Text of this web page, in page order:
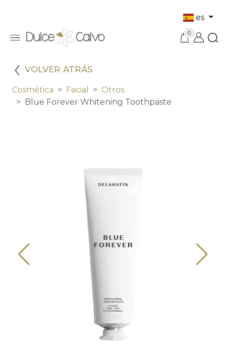
es
0
VOLVER ATRÁS
Cosmética Facial
Otros
Blue Forever Whitening Toothpaste